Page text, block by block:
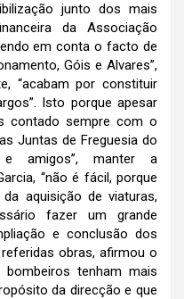
junto dos mais
da Associação
em conta o facto de
Góis e Alvares”,
“acabam por constituir
Isto porque apesar
contado sempre com o
Juntas de Freguesia do
e amigos”, manter a
“não é fácil, porque
aquisição de viaturas,
fazer um grande
e conclusão dos
obras, afirmou o
bombeiros tenham mais
da direcção e que